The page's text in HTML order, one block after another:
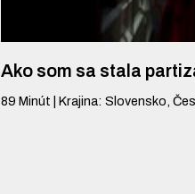
Ako som sa stala
89 Minút Krajina: Slovensko,